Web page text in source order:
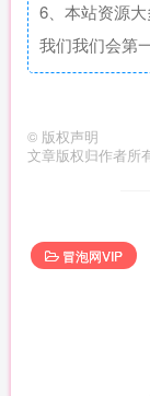
6、本站资源
我们我们会第
© 版权声明
文章版权归作者所
冒泡网VIP